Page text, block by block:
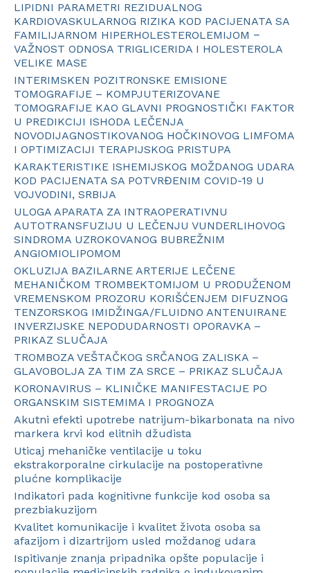
LIPIDNI PARAMETRI REZIDUALNOG
KARDIOVASKULARNOG RIZIKA KOD PACIJENATA SA
FAMILIJARNOM HIPERHOLESTEROLEMIJOM −
VAŽNOST ODNOSA TRIGLICERIDA I HOLESTEROLA
VELIKE MASE
INTERIMSKEN POZITRONSKE EMISIONE
TOMOGRAFIJE – KOMPJUTERIZOVANE
TOMOGRAFIJE KAO GLAVNI PROGNOSTIČKI FAKTOR
U PREDIKCIJI ISHODA LEČENJA
NOVODIJAGNOSTIKOVANOG HOČKINOVOG LIMFOMA
I OPTIMIZACIJI TERAPIJSKOG PRISTUPA
KARAKTERISTIKE ISHEMIJSKOG MOŽDANOG UDARA
KOD PACIJENATA SA POTVRĐENIM COVID-19 U
VOJVODINI, SRBIJA
ULOGA APARATA ZA INTRAOPERATIVNU
AUTOTRANSFUZIJU U LEČENJU VUNDERLIHOVOG
SINDROMA UZROKOVANOG BUBREŽNIM
ANGIOMIOLIPOMOM
OKLUZIJA BAZILARNE ARTERIJE LEČENE
MEHANIČKOM TROMBEKTOMIJOM U PRODUŽENOM
VREMENSKOM PROZORU KORIŠĆENJEM DIFUZNOG
TENZORSKOG IMIDŽINGA/FLUIDNO ANTENUIRANE
INVERZIJSKE NEPODUDARNOSTI OPORAVKA –
PRIKAZ SLUČAJA
TROMBOZA VEŠTAČKOG SRČANOG ZALISKA –
GLAVOBOLJA ZA TIM ZA SRCE – PRIKAZ SLUČAJA
KORONAVIRUS – KLINIČKE MANIFESTACIJE PO
ORGANSKIM SISTEMIMA I PROGNOZA
Akutni efekti upotrebe natrijum-bikarbonata na nivo
markera krvi kod elitnih džudista
Uticaj mehaničke ventilacije u toku
ekstrakorporalne cirkulacije na postoperativne
plućne komplikacije
Indikatori pada kognitivne funkcije kod osoba sa
prezbiakuzijom
Kvalitet komunikacije i kvalitet života osoba sa
afazijom i dizartrijom usled moždanog udara
Ispitivanјe znanјa pripadnika opšte populacije i